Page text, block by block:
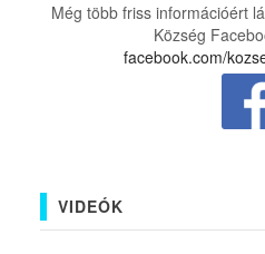
Még több friss információért
Község
facebook.com/
VIDEÓK